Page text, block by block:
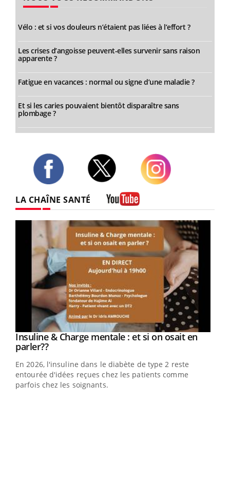
Vélo : et si vos douleurs n’étaient pas liées à l’effort ?
Les crises d’angoisse peuvent-elles survenir sans raison
apparente ?
Fatigue en vacances : normal ou signe d’une maladie ?
Et si les caries pouvaient bientôt disparaître sans
plombage ?
LA CHAÎNE SANTÉ
Youtube
Insuline & Charge mentale : et si on osait en
parler??Youtube
En 2026, l'insuline dans le diabète de type 2 reste
entourée d'idées reçues chez les patients comme
parfois chez les soignants.